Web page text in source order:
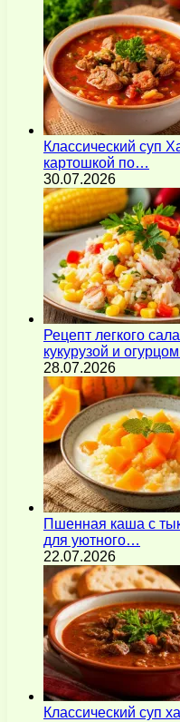
Классический суп
картошкой по…
30.07.2026
Рецепт легкого
кукурузой и
28.07.2026
Пшенная каша с
для уютного…
22.07.2026
Классический суп